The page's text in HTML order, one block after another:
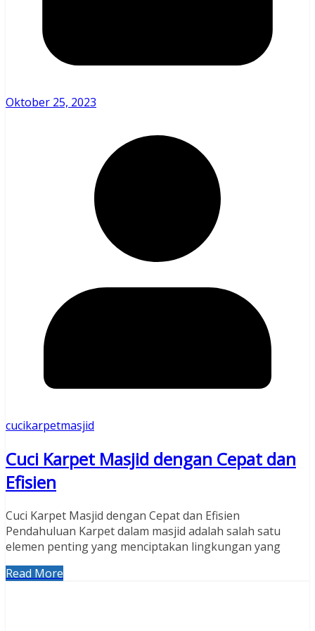
Oktober 25, 2023
cucikarpetmasjid
Cuci Karpet Masjid dengan Cepat dan
Efisien
Cuci Karpet Masjid dengan Cepat dan Efisien
Pendahuluan Karpet dalam masjid adalah salah satu
elemen penting yang menciptakan lingkungan yang
Read More